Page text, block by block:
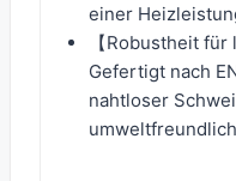
einer
【Robustheit für
Gefertigt nach
nahtloser